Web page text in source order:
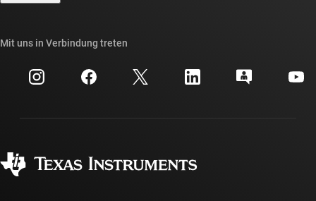
Veranstaltungen
Investorenbeziehungen
TI E2E™-Design-Support-Foren
Querverweis-Suche
Kundensupportzentrum
myTI-Konto FAQs
Häufig gestellte Fragen zu Bestellungen
Mit uns in Verbindung treten